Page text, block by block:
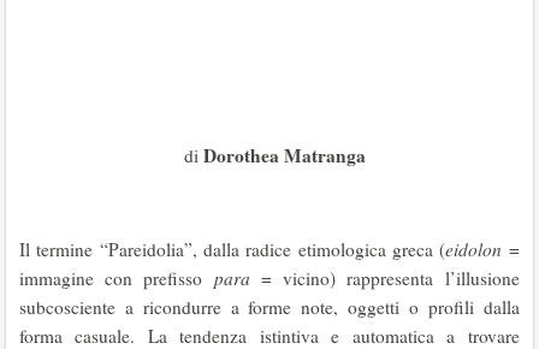
diDorothea Matranga
Il termine “Pareidolia”, dalla radice etimologica greca (eidolon =
immagine con prefisso para = vicino) rappresenta l’illusione
subcosciente a ricondurre a forme note, oggetti o profili dalla
forma casuale. La tendenza istintiva e automatica a trovare